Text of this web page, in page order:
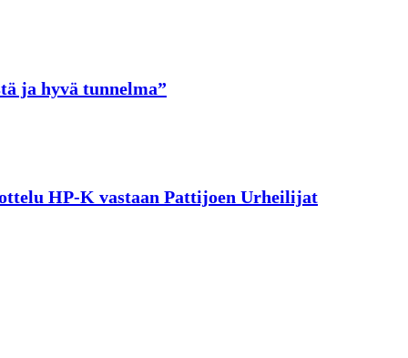
ja hyvä tunnelma”
HP-K vastaan Pattijoen Urheilijat